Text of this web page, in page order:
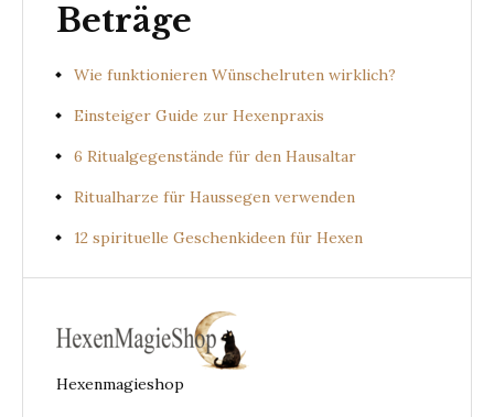
Beträge
Wie funktionieren Wünschelruten wirklich?
Einsteiger Guide zur Hexenpraxis
6 Ritualgegenstände für den Hausaltar
Ritualharze für Haussegen verwenden
12 spirituelle Geschenkideen für Hexen
Hexenmagieshop